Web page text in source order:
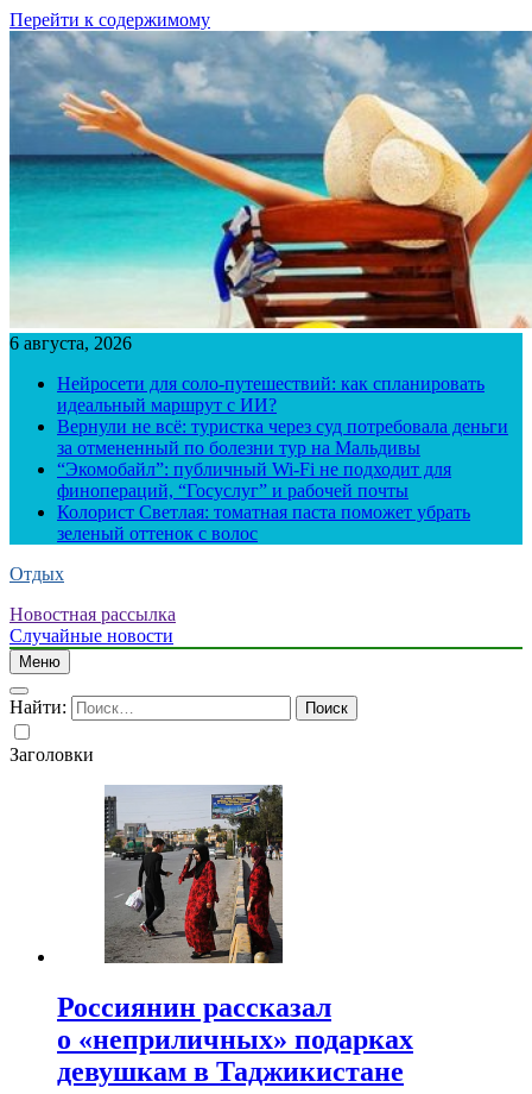
Перейти к содержимому
6 августа, 2026
Нейросети для соло-путешествий: как спланировать
идеальный маршрут с ИИ?
Вернули не всё: туристка через суд потребовала деньги
за отмененный по болезни тур на Мальдивы
“Экомобайл”: публичный Wi-Fi не подходит для
финопераций, “Госуслуг” и рабочей почты
Колорист Светлая: томатная паста поможет убрать
зеленый оттенок с волос
Отдых
Новостная рассылка
Случайные новости
Меню
Найти:
Заголовки
Россиянин рассказал
о «неприличных» подарках
девушкам в Таджикистане